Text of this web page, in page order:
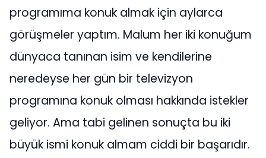
programıma konuk almak için aylarca
görüşmeler yaptım. Malum her iki konuğum
dünyaca tanınan isim ve kendilerine
neredeyse her gün bir televizyon
programına konuk olması hakkında istekler
geliyor. Ama tabi gelinen sonuçta bu iki
büyük ismi konuk almam ciddi bir başarıdır.